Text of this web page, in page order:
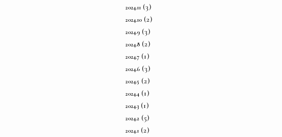
2024.11 (3)
2024.10 (2)
2024.9 (3)
2024.8 (2)
2024.7 (1)
2024.6 (3)
2024.5 (2)
2024.4 (1)
2024.3 (1)
2024.2 (5)
2024.1 (2)